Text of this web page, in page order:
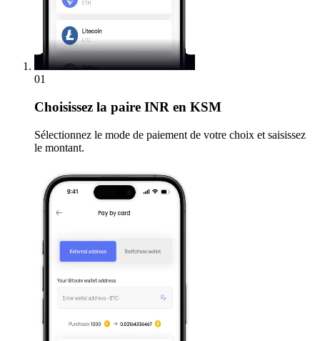
01
Choisissez la paire INR en KSM
Sélectionnez le mode de paiement de votre choix et saisissez
le montant.